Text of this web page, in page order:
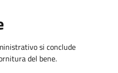
si conclude
del bene.